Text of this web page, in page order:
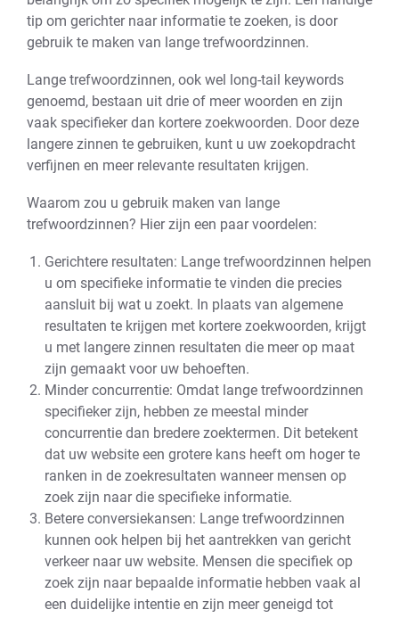
tip om gerichter naar informatie te zoeken, is door
gebruik te maken van lange trefwoordzinnen.
Lange trefwoordzinnen, ook wel long-tail keywords
genoemd, bestaan uit drie of meer woorden en zijn
vaak specifieker dan kortere zoekwoorden. Door deze
langere zinnen te gebruiken, kunt u uw zoekopdracht
verfijnen en meer relevante resultaten krijgen.
Waarom zou u gebruik maken van lange
trefwoordzinnen? Hier zijn een paar voordelen:
Gerichtere resultaten: Lange trefwoordzinnen helpen
u om specifieke informatie te vinden die precies
aansluit bij wat u zoekt. In plaats van algemene
resultaten te krijgen met kortere zoekwoorden, krijgt
u met langere zinnen resultaten die meer op maat
zijn gemaakt voor uw behoeften.
Minder concurrentie: Omdat lange trefwoordzinnen
specifieker zijn, hebben ze meestal minder
concurrentie dan bredere zoektermen. Dit betekent
dat uw website een grotere kans heeft om hoger te
ranken in de zoekresultaten wanneer mensen op
zoek zijn naar die specifieke informatie.
Betere conversiekansen: Lange trefwoordzinnen
kunnen ook helpen bij het aantrekken van gericht
verkeer naar uw website. Mensen die specifiek op
zoek zijn naar bepaalde informatie hebben vaak al
een duidelijke intentie en zijn meer geneigd tot